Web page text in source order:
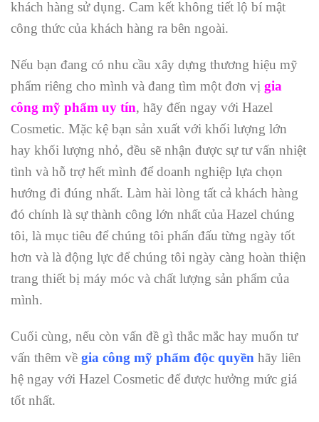
khách hàng sử dụng. Cam kết không tiết lộ bí mật
công thức của khách hàng ra bên ngoài.
Nếu bạn đang có nhu cầu xây dựng thương hiệu mỹ
phẩm riêng cho mình và đang tìm một đơn vị gia
công mỹ phẩm uy tín, hãy đến ngay với Hazel
Cosmetic. Mặc kệ bạn sản xuất với khối lượng lớn
hay khối lượng nhỏ, đều sẽ nhận được sự tư vấn nhiệt
tình và hỗ trợ hết mình để doanh nghiệp lựa chọn
hướng đi đúng nhất. Làm hài lòng tất cả khách hàng
đó chính là sự thành công lớn nhất của Hazel chúng
tôi, là mục tiêu để chúng tôi phấn đấu từng ngày tốt
hơn và là động lực để chúng tôi ngày càng hoàn thiện
trang thiết bị máy móc và chất lượng sản phẩm của
mình.
Cuối cùng, nếu còn vấn đề gì thắc mắc hay muốn tư
vấn thêm về gia công mỹ phẩm độc quyền hãy liên
hệ ngay với Hazel Cosmetic để được hưởng mức giá
tốt nhất.